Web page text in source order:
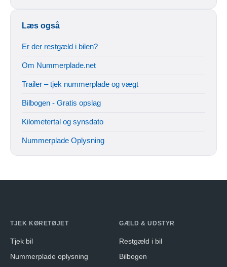
Læs også
Er der restgæld i bilen?
Om Nummerplade.net
Trailer – tjek nummerplade og vægt
Bilbogen - Gratis opslag
Kilometertal og synsdato
Nummerplade Oplysning
TJEK KØRETØJET
Tjek bil
Nummerplade oplysning
GÆLD & UDSTYR
Restgæld i bil
Bilbogen